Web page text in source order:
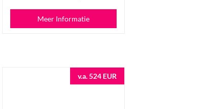
Meer Informatie
v.a. 524 EUR